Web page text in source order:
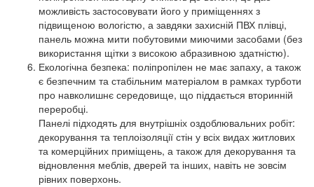
можливість застосовувати його у приміщеннях з
підвищеною вологістю, а завдяки захисній ПВХ плівці,
панель можна мити побутовими миючими засобами (без
використання щітки з високою абразивною здатністю).
Екологічна безпека: поліпропілен не має запаху, а також
є безпечним та стабільним матеріалом в рамках турботи
про навколишнє середовище, що піддається вторинній
переробці.
Панелі підходять для внутрішніх оздоблювальних робіт:
декорування та теплоізоляції стін у всіх видах житлових
та комерційних приміщень, а також для декорування та
відновлення меблів, дверей та інших, навіть не зовсім
рівних поверхонь.